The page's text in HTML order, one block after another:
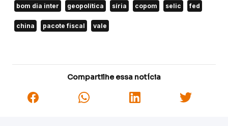
bom dia inter geopolítica síria copom selic fed
china pacote fiscal vale
Compartilhe essa notícia